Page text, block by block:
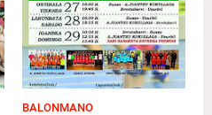
BALONMANO